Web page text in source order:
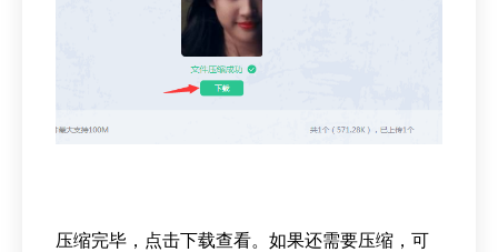
压缩完毕，点击下载查看。如果还需要压缩，可